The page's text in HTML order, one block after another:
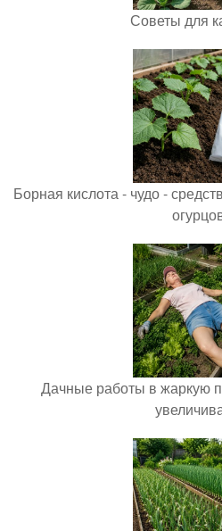
Советы для
Борная кислота - чудо -
Дачные работы в жаркую